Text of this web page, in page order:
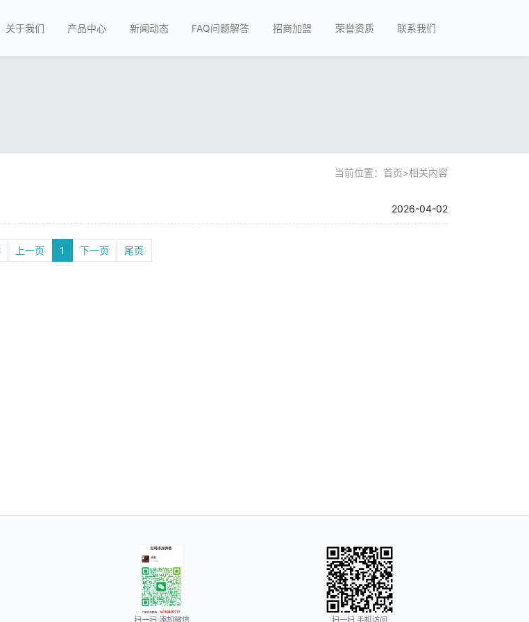
关于我们 产品中心 新闻动态 FAQ问题解答 招商加盟 荣誉资质 联系我们
当前位置： 首页>相关内容
2026-04-02
上一页 1 下一页 尾页
扫一扫 添加微信 扫一扫 手机访问